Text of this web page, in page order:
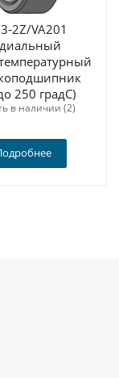
2Z/VA201
250 градС)
в наличии (2)